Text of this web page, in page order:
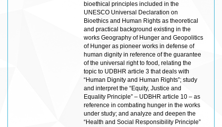
bioethical principles included in the
UNESCO Universal Declaration on
Bioethics and Human Rights as theoretical
and practical background existing in the
works Geography of Hunger and Geopolitics
of Hunger as pioneer works in defense of
human dignity in reference of the guarantee
of the universal right to food, relating the
topic to UDBHR article 3 that deals with
“Human Dignity and Human Rights”; study
and interpret the “Equity, Justice and
Equality Principle” – UDBHR article 10 – as
reference in combating hunger in the works
under study; and analyze and deepen the
“Health and Social Responsibility Principle”